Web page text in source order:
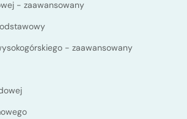
- zaawansowany
- zaawansowany